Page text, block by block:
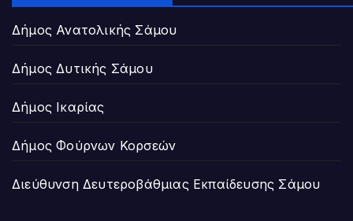
Δήμος Ανατολικής Σάμου
Δήμος Δυτικής Σάμου
Δήμος Ικαρίας
Δήμος Φούρνων Κορσεών
Διεύθυνση Δευτεροβάθμιας Εκπαίδευσης Σάμου